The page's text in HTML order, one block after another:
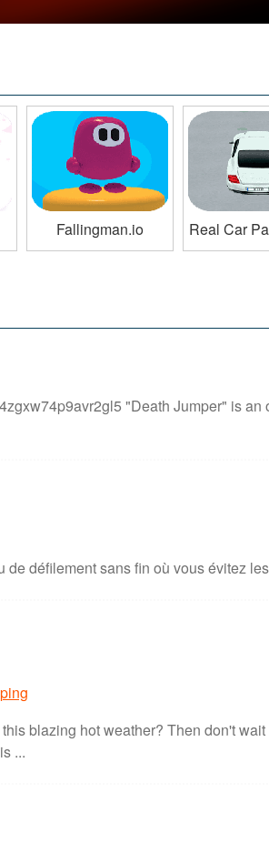
Fallingman.io Real Car
"Death Jumper" is
de défilement sans fin où vous évitez
blazing hot weather? Then don't
...